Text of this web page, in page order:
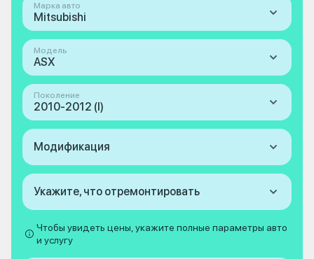
Марка авто
Mitsubishi
Модель
ASX
Поколение
2010-2012 (I)
Модификация
Укажите, что отремонтировать
Чтобы увидеть цены, укажите полные параметры авто
и услугу